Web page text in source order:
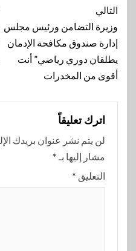
تنقل
المقالة
التالي
وزيرة التضامن ورئيس مجلس
إدارة صندوق مكافحة الإدمان
يطلقان دوري رياضي” أنت
أقوى من المخدرات
اترك تعليقاً
لن يتم نشر عنوان بريدك
مشار إليها بـ *
التعليق *